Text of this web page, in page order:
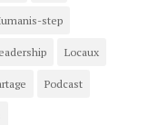
step
Locaux
Podcast